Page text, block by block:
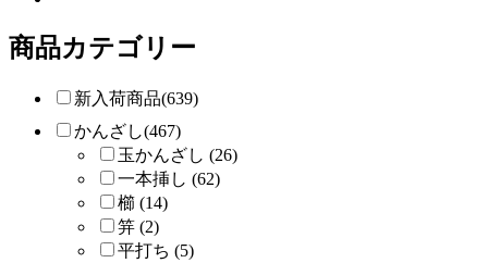
商品カテゴリー
新入荷商品(639)
かんざし(467)
玉かんざし (26)
一本挿し (62)
櫛 (14)
笄 (2)
平打ち (5)